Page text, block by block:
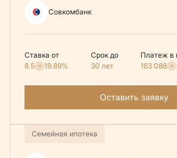
Совкомбанк
Ставка от
8.5
19.89%
Срок до
30 лет
Платеж в
163 088
Оставить заявку
Семейная ипотека